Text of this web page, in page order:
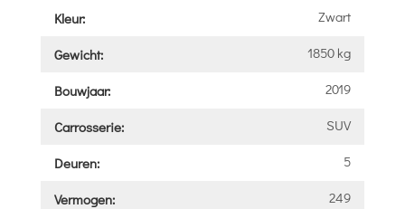
Kleur: Zwart
Gewicht: 1850 kg
Bouwjaar: 2019
Carrosserie: SUV
Deuren: 5
Vermogen: 249